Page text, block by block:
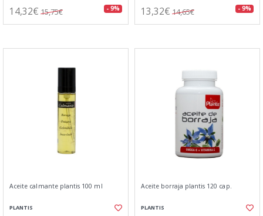
14,32€ 15,75€ - 9% 13,32€ 14,65€ - 9%
Aceite calmante plantis 100 ml
PLANTIS
Aceite borraja plantis 120 cap.
PLANTIS